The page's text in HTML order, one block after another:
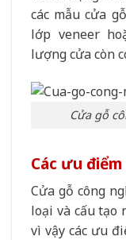
các mẫu cửa
lớp veneer
lượng cửa còn
Cửa gỗ
Các ưu điểm
Cửa gỗ công
loại và cấu tạo
vì vậy các ưu